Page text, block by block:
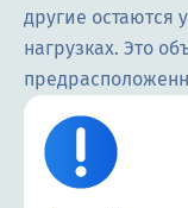
другие остаются
нагрузках. Это